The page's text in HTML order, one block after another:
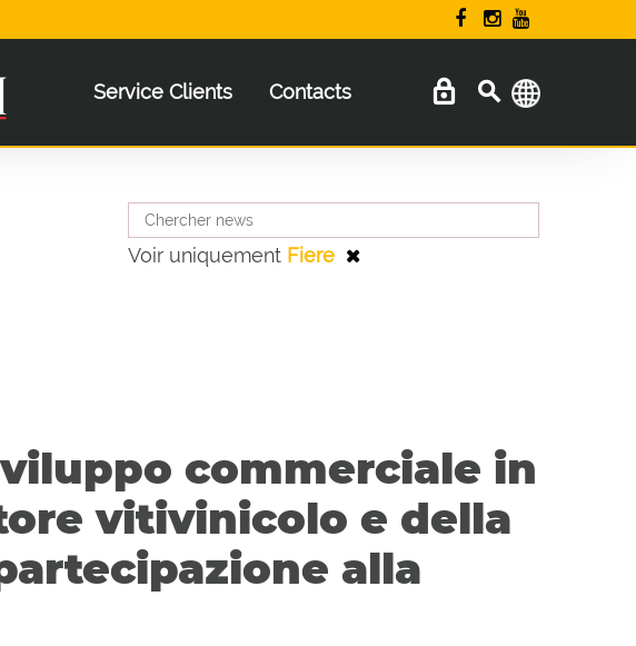
Service Clients Contacts
Voir uniquement Fiere
commerciale in
vitivinicolo e della
alla